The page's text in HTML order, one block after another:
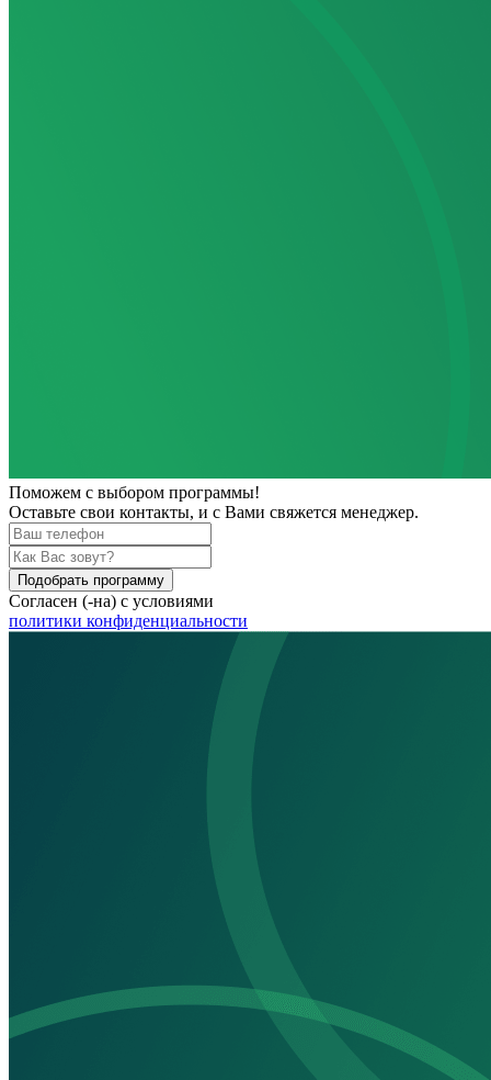
Поможем с выбором программы!
Оставьте свои контакты, и с Вами свяжется менеджер.
Подобрать программу
Согласен (-на) с условиями
политики конфиденциальности